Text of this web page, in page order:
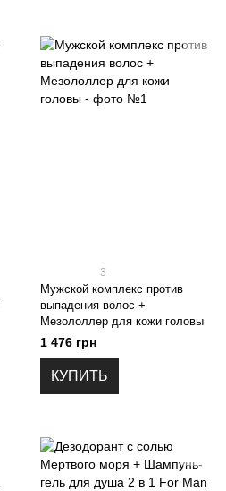
3
Мужской комплекс против
выпадения волос +
Мезололлер для кожи головы
1 476 грн
КУПИТЬ